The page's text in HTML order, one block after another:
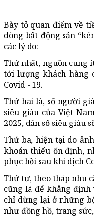
Bày tỏ quan điểm về
dòng bất động sản
các lý do:
Thứ nhất, nguồn cung
tới lượng khách hàng
Covid - 19.
Thứ hai là, số người
siêu giàu của Việt
2025, dân số siêu giàu
Thứ ba, hiện tại do
khoán thiếu ổn định,
phục hồi sau khi dịch
Thứ tư, theo tháp nhu
cũng là để khẳng
chỉ dừng lại ở những
như đồng hồ, trang